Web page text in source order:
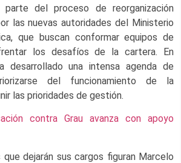
del proceso de reorganización
las nuevas autoridades del Ministerio
que buscan conformar equipos de
los desafíos de la cartera. En
desarrollado una intensa agenda de
del funcionamiento de la
las prioridades de gestión.
contra Grau avanza con apoyo
dejarán sus cargos figuran Marcelo